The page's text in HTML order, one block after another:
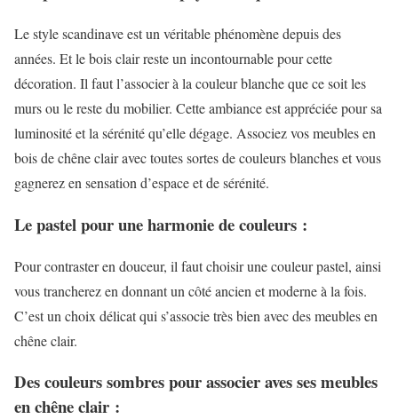
Le style scandinave est un véritable phénomène depuis des
années. Et le bois clair reste un incontournable pour cette
décoration. Il faut l’associer à la couleur blanche que ce soit les
murs ou le reste du mobilier. Cette ambiance est appréciée pour sa
luminosité et la sérénité qu’elle dégage. Associez vos meubles en
bois de chêne clair avec toutes sortes de couleurs blanches et vous
gagnerez en sensation d’espace et de sérénité.
Le pastel pour une harmonie de couleurs :
Pour contraster en douceur, il faut choisir une couleur pastel, ainsi
vous trancherez en donnant un côté ancien et moderne à la fois.
C’est un choix délicat qui s’associe très bien avec des meubles en
chêne clair.
Des couleurs sombres pour associer aves ses meubles
en chêne clair :